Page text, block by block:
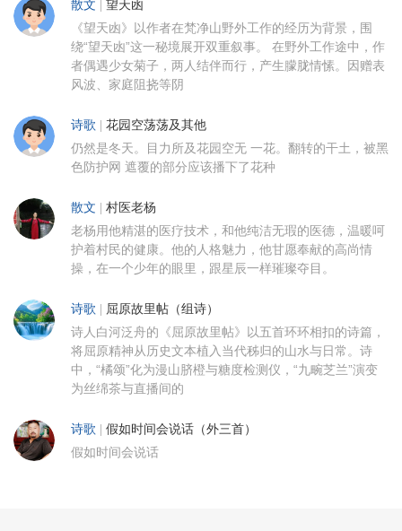
散文 | 望天凼
《望天凼》以作者在梵净山野外工作的经历为背景，围
绕“望天凼”这一秘境展开双重叙事。 在野外工作途中，作
者偶遇少女菊子，两人结伴而行，产生朦胧情愫。因赠表
风波、家庭阻挠等阴
诗歌 | 花园空荡荡及其他
仍然是冬天。目力所及花园空无 一花。翻转的干土，被黑
色防护网 遮覆的部分应该播下了花种
散文 | 村医老杨
老杨用他精湛的医疗技术，和他纯洁无瑕的医德，温暖呵
护着村民的健康。他的人格魅力，他甘愿奉献的高尚情
操，在一个少年的眼里，跟星辰一样璀璨夺目。
诗歌 | 屈原故里帖（组诗）
诗人白河泛舟的《屈原故里帖》以五首环环相扣的诗篇，
将屈原精神从历史文本植入当代秭归的山水与日常。诗
中，“橘颂”化为漫山脐橙与糖度检测仪，“九畹芝兰”演变
为丝绵茶与直播间的
诗歌 | 假如时间会说话（外三首）
假如时间会说话